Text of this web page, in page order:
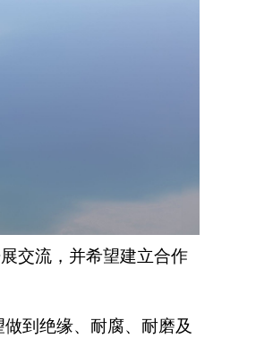
交流，并希望建立合作
到绝缘、耐腐、耐磨及